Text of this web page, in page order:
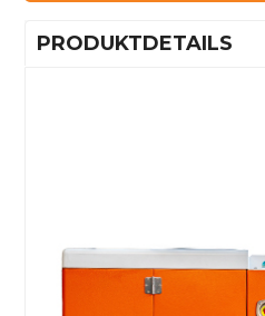
PRODUKTDETAILS